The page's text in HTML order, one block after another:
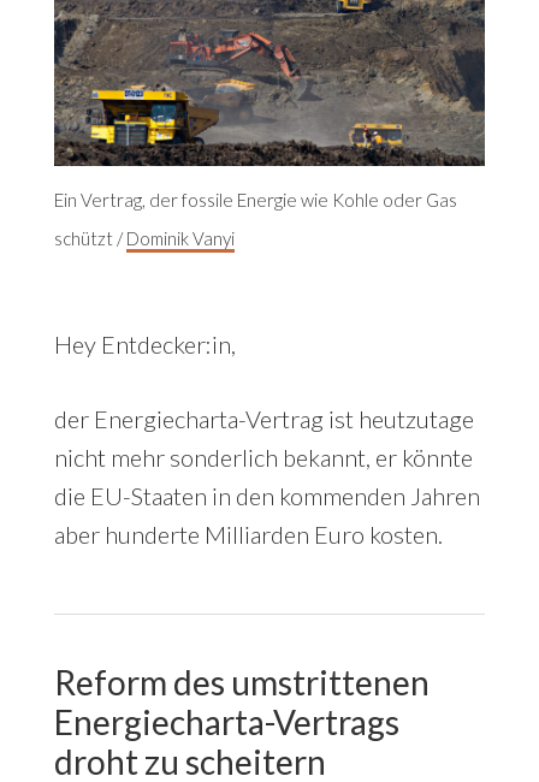
Ein Vertrag, der fossile Energie wie Kohle oder Gas
schützt /Dominik Vanyi
Hey Entdecker:in,
der Energiecharta-Vertrag ist heutzutage
nicht mehr sonderlich bekannt, er könnte
die EU-Staaten in den kommenden Jahren
aber hunderte Milliarden Euro kosten.
Reform des umstrittenen
Energiecharta-Vertrags
droht zu scheitern